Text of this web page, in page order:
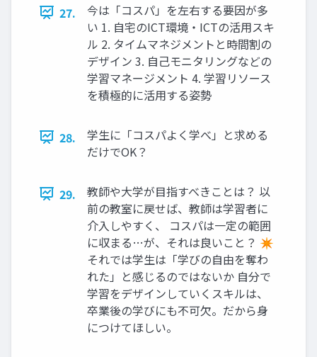
27.
今は「コスパ」を左右する要因が多
い 1. 自宅のICT環境・ICTの活用スキ
ル 2. タイムマネジメントと時間割の
デザイン 3. 自己モニタリングなどの
学習マネージメント 4. 学習リソース
を積極的に活用する姿勢
28.
学生に「コスパよく学べ」と求める
だけでOK？
29.
教師や大学が目指すべきことは？ 以
前の教室に戻せば、教師は学習者に
介入しやすく、 コスパは一定の範囲
に収まる…が、それは良いこと？ ✴
それでは学生は「学びの自由を奪わ
れた」と感じるのではないか 自分で
学習をデザインしていくスキルは、
卒業後の学びにも不可欠。だから身
につけてほしい。